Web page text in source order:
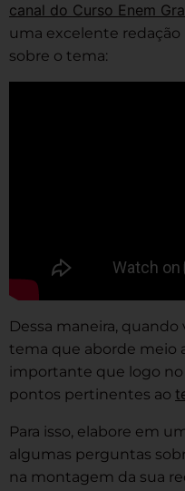
canal do Curso Enem
uma excelente
sobre o tema:
Dessa maneira,
tema que aborde meio
importante que logo
pontos pertinentes ao
Para isso, elabore em
algumas perguntas
na montagem da sua